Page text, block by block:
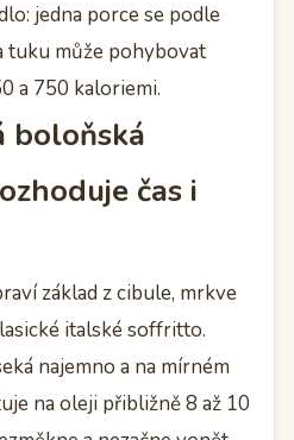
jedna porce se podle
tuku může pohybovat
a 750 kaloriemi.
boloňská
čas i
základ z cibule, mrkve
italské soffritto.
najemno a na mírném
na oleji přibližně 8 až 10